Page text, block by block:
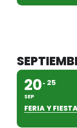
20
SEP
25
FERIA Y